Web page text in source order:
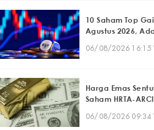
10 Saham Top
Agustus 2026,
06/08/2026 16:15
Harga Emas
Saham HRTA-
06/08/2026 09:34